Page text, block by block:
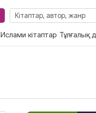
Ислами кітаптар Тұлғалық